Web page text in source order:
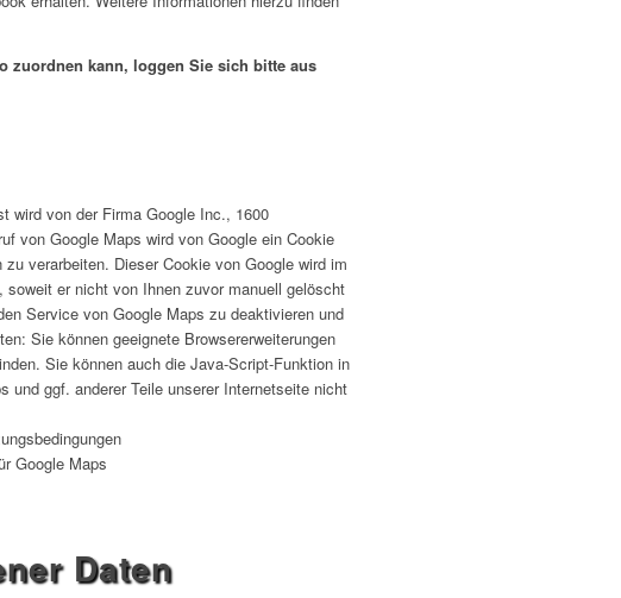
zuordnen kann, loggen Sie sich bitte aus
wird von der Firma Google Inc., 1600
von Google Maps wird von Google ein Cookie
verarbeiten. Dieser Cookie von Google wird im
er nicht von Ihnen zuvor manuell gelöscht
Service von Google Maps zu deaktivieren und
Sie können geeignete Browsererweiterungen
Sie können auch die Java-Script-Funktion in
und ggf. anderer Teile unserer Internetseite nicht
Google Maps
Daten